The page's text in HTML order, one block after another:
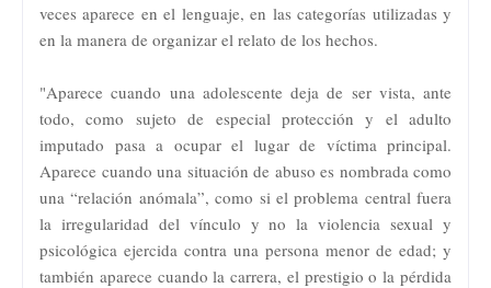
veces aparece en el lenguaje, en las categorías utilizadas y
en la manera de organizar el relato de los hechos.
"Aparece cuando una adolescente deja de ser vista, ante
todo, como sujeto de especial protección y el adulto
imputado pasa a ocupar el lugar de víctima principal.
Aparece cuando una situación de abuso es nombrada como
una “relación anómala”, como si el problema central fuera
la irregularidad del vínculo y no la violencia sexual y
psicológica ejercida contra una persona menor de edad; y
también aparece cuando la carrera, el prestigio o la pérdida